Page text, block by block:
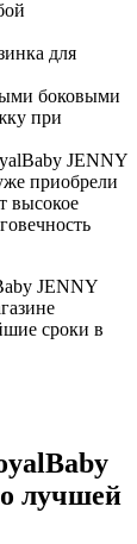
для
боковыми
при
JENNY
приобрели
высокое
JENNY
сроки в
лучшей